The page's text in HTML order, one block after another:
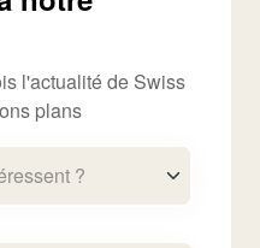
l'actualité de Swiss
plans
?